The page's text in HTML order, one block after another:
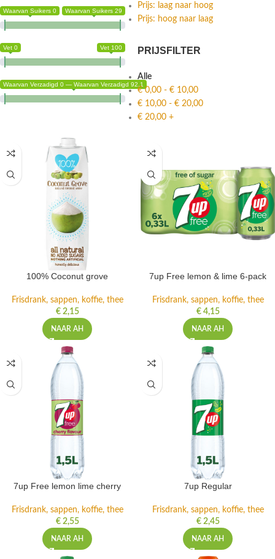
Waarvan Suikers 0 Waarvan Suikers 29
Vet 0 Vet 100
Waarvan Verzadigd 0 — Waarvan Verzadigd 92.1
Prijs: laag naar hoog
Prijs: hoog naar laag
PRIJSFILTER
Alle
€0,00 - € 10,00
€ 10,00 - € 20,00
€ 20,00 +
100% Coconut grove
Frisdrank, sappen, koffie, thee
€2,15
NAAR AH
7up Free lemon & lime 6-pack
Frisdrank, sappen, koffie, thee
€4,15
NAAR AH
7up Free lemon lime cherry
Frisdrank, sappen, koffie, thee
€2,55
NAAR AH
7up Regular
Frisdrank, sappen, koffie, thee
€2,45
NAAR AH